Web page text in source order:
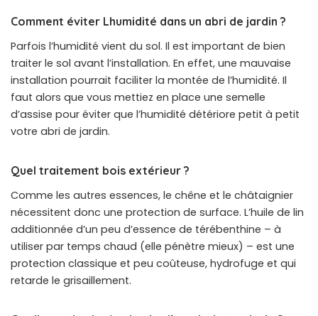
Comment éviter Lhumidité dans un abri de jardin ?
Parfois l’humidité vient du sol. Il est important de bien
traiter le sol avant l’installation. En effet, une mauvaise
installation pourrait faciliter la montée de l’humidité. Il
faut alors que vous mettiez en place une semelle
d’assise pour éviter que l’humidité détériore petit à petit
votre abri de jardin.
Quel traitement bois extérieur ?
Comme les autres essences, le chêne et le châtaignier
nécessitent donc une protection de surface. L’huile de lin
additionnée d’un peu d’essence de térébenthine – à
utiliser par temps chaud (elle pénètre mieux) – est une
protection classique et peu coûteuse, hydrofuge et qui
retarde le grisaillement.